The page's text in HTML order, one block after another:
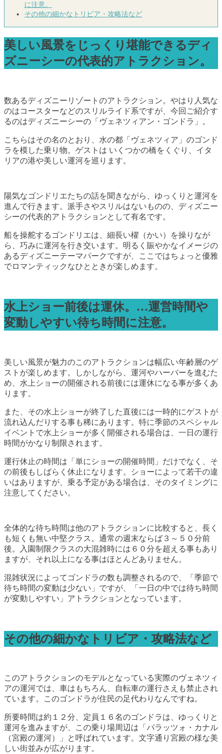
に注意。
その他の細かなトリビア・攻略法など
美しい風景をじっくり堪能できるディ
ズニーシーの代表的アトラクション。
数あるディズニーリゾートのアトラクション。やはり人気な
のはコースターなどのスリルライド系ですが、今回ご紹介す
るのはディズニーシーの「ヴェネツィアン・ゴンドラ」。
こちらはその名のとおり、水の都「ヴェネツィア」のゴンド
ラを模した乗り物。ゲストは いくつかの橋をくぐり、イタ
リアの港や美しい運河を巡ります。
陽気なゴンドリエたちの話を聞きながら、ゆっくりと運河を
進んで行きます。派手さやスリルはないものの、ディズニー
シーの代表的アトラクションとして有名です。
船を操舵するゴンドリエは、細長い櫂（かい）を操りなが
ら、巧みに運河を行き交います。明るく賑やかなイメージの
あるディズニーテーマパークですが、ここではちょっと優雅
でロマンティックなひとときが楽しめます。
水上ショー前後は運休。…運営時間や
変動しやすい待ち時間に注意。
美しい風景が魅力のこのアトラクションは幅広い年齢層のゲ
ストが楽しめます。しかしながら、運河やハーバーを進むた
め、水上ショーの開催される前後には運休になる事が多くあ
ります。
また、その水上ショーが終了した直後には一時的にゲストが
流れ込んだりする事も稀にあります。特に季節のスペシャル
イベントで水上ショーが多く開催される場合は、一日の運行
時間がかなり制限されます。
運行休止の時間は「単にショーの開催時間」だけでなく、そ
の前後もしばらく休止になります。ショーによって若干の違
いはありますが、乗る予定がある場合は、そのタイミングに
注意してください。
全体的な待ち時間は他のアトラクションに比較すると、長く
も短くも無い中堅クラス。通常の週末ならば３～５０分前
後。入園制限クラスの大混雑時には６０分を超える事もあり
ますが、それ以上になる事はほとんどありません。
混雑状況によってゴンドラの数も調整されるので、「季節で
待ち時間の変動は少ない」ですが、「一日の中では待ち時間
が変動しやすい」アトラクションとなっています。
その他の細かなトリビア・攻略法など
このアトラクションのモデルとなっている実際のヴェネツィ
アの運河では、車はもちろん、自転車の運行さえも禁止され
ています。このゴンドラが住民の足代わりなんですね。
所要時間は約１２分、定員１６名のゴンドラは、ゆっくりと
運河を進みますが、この乗り場周辺は「パラッツォ・カナル
（宮殿の運河）」と呼ばれています。文字通り宮殿の様な美
しい街並みが広がります。